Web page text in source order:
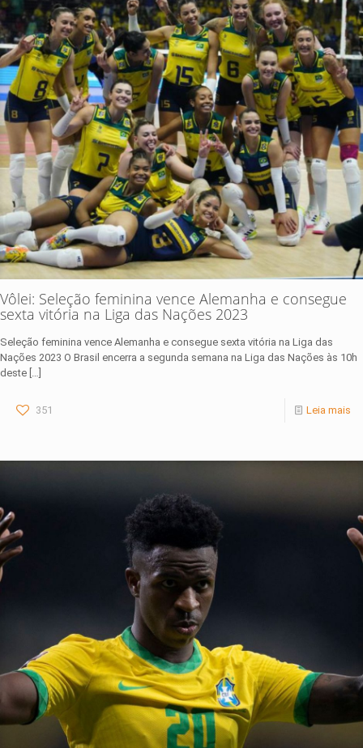
Vôlei: Seleção feminina vence Alemanha e consegue
sexta vitória na Liga das Nações 2023
Seleção feminina vence Alemanha e consegue sexta vitória na Liga das
Nações 2023 O Brasil encerra a segunda semana na Liga das Nações às 10h
deste […]
351 Leia mais